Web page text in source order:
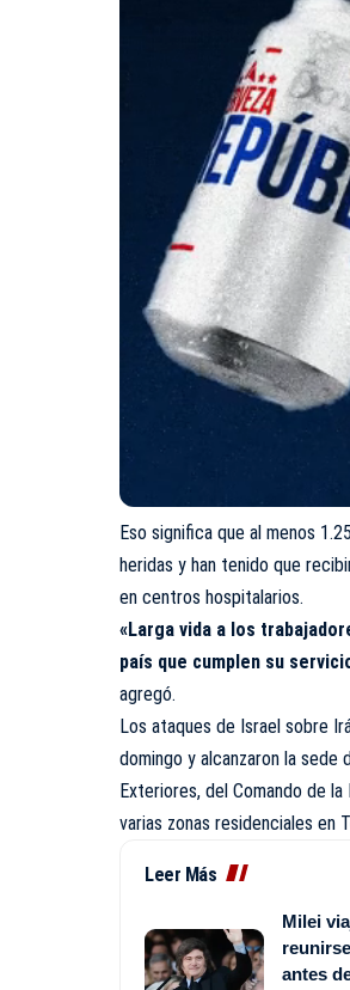
Eso significa que al menos
heridas y han tenido que
en centros hospitalarios.
«Larga vida a los
país que cumplen su
agregó.
Los ataques de Israel sobre
domingo y alcanzaron la sede
Exteriores, del Comando de
varias zonas residenciales en
Leer Más
Milei
antes